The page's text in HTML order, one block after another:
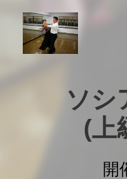
ソシ
(上
開